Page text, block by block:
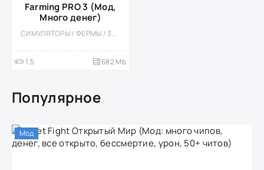
Farming PRO 3 (Мод,
Много денег)
СИМУЛЯТОРЫ / ФЕРМЫ / 3D / ОФЛАЙН / ПЛАТНАЯ / УПРАВЛЕНИЕ / МОД / КАЗУАЛЬНЫЕ / СТИЛИЗАЦИЯ / ОДНОПОЛЬЗОВАТЕЛЬСКИЕ
1.5 682 Mb
Популярное
Мод